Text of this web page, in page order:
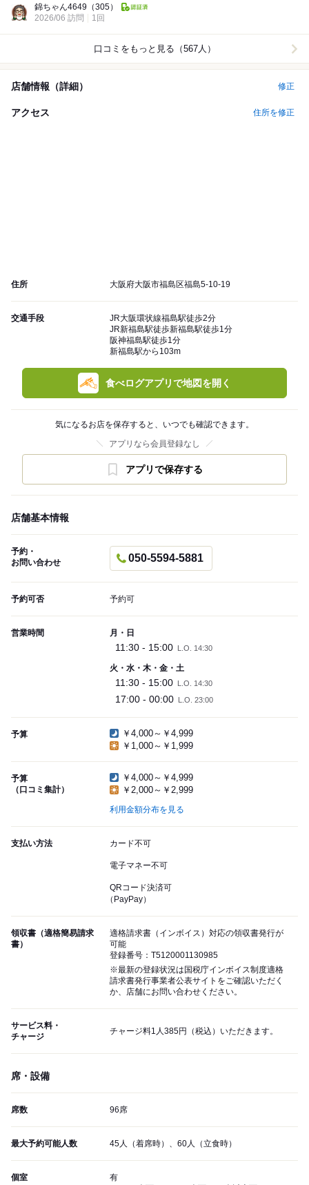
錦ちゃん4649 （305）
2026/06 訪問
1回
口コミをもっと見る（567人）
店舗情報（詳細） 修正
アクセス 住所を修正
住所 大阪府大阪市福島区福島5-10-19
交通手段
JR大阪環状線福島駅徒歩2分
JR新福島駅徒歩新福島駅徒歩1分
阪神福島駅徒歩1分
新福島駅から103m
食べログアプリで地図を開く
気になるお店を保存すると、いつでも確認できます。
アプリなら会員登録なし
アプリで保存する
店舗基本情報
予約・
お問い合わせ
050-5594-5881
予約可否 予約可
営業時間 月・日
11:30 - 15:00 L.O. 14:30
火・水・木・金・土
11:30 - 15:00 L.O. 14:30
17:00 - 00:00 L.O. 23:00
予算
￥4,000～￥4,999
￥1,000～￥1,999
予算
（口コミ集計）
￥4,000～￥4,999
￥2,000～￥2,999
利用金額分布を見る
支払い方法 カード不可
電子マネー不可
QRコード決済可
（PayPay）
領収書（適格簡易請求
書）
適格請求書（インボイス）対応の領収書発行が
可能
登録番号：T5120001130985
※最新の登録状況は国税庁インボイス制度適格
請求書発行事業者公表サイトをご確認いただく
か、店舗にお問い合わせください。
サービス料・
チャージ
チャージ料1人385円（税込）いただきます。
席・設備
席数 96席
最大予約可能人数 45人（着席時）、60人（立食時）
個室
有